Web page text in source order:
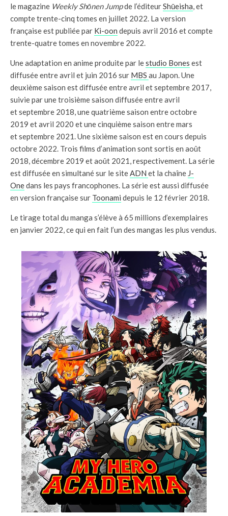
le magazine Weekly Shōnen Jumpde l’éditeurShūeisha, et
compte trente-cinq tomes en juillet 2022. La version
française est publiée par Ki-oon depuis avril 2016 et compte
trente-quatre tomes en novembre 2022.
Une adaptation en anime produite par lestudio Bones est
diffusée entre avril et juin 2016 sur MBS au Japon. Une
deuxième saison est diffusée entre avril et septembre 2017,
suivie par une troisième saison diffusée entre avril
et septembre 2018, une quatrième saison entre octobre
2019 et avril 2020 et une cinquième saison entre mars
et septembre 2021. Une sixième saison est en cours depuis
octobre 2022. Trois films d’animation sont sortis en août
2018, décembre 2019 et août 2021, respectivement. La série
est diffusée en simultané sur le siteADN et la chaîne J-
Onedans les pays francophones. La série est aussi diffusée
en version française sur Toonami depuis le 12 février 2018.
Le tirage total du manga s’élève à 65 millions d’exemplaires
en janvier 2022, ce qui en fait l’un des mangas les plus vendus.